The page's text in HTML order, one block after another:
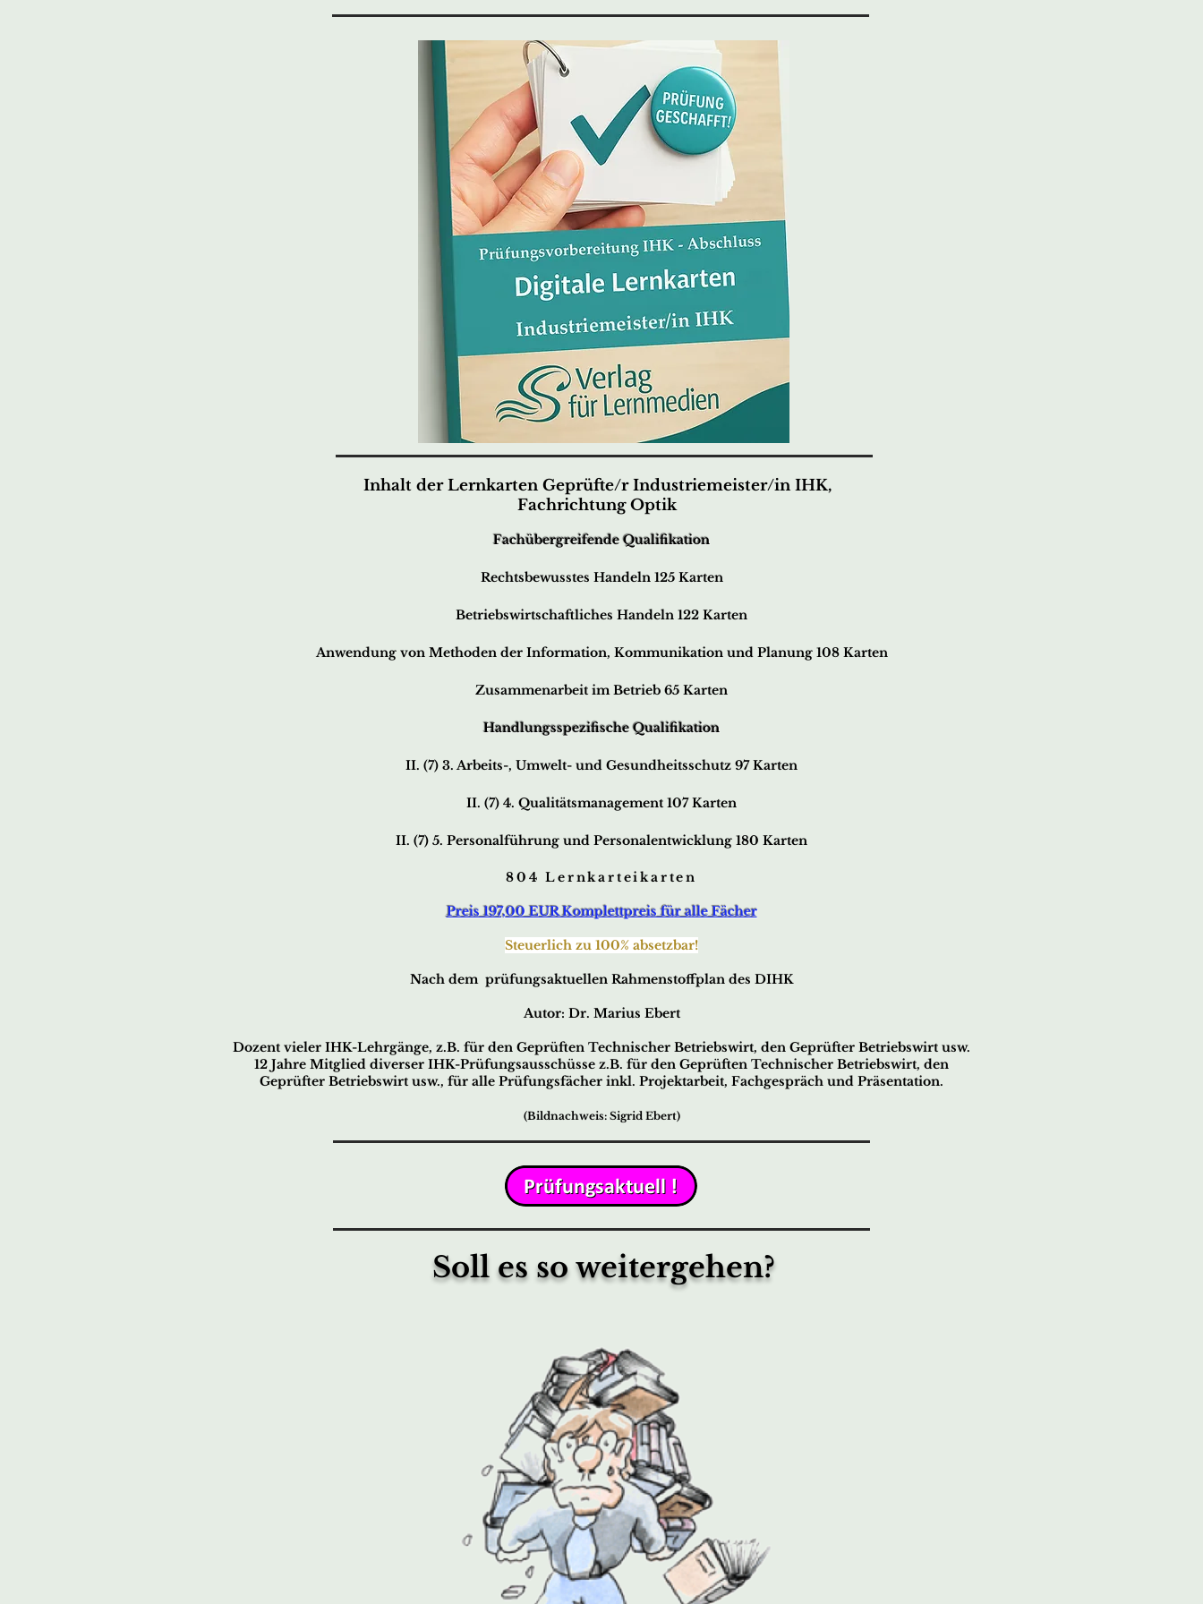
Inhalt der Lernkarten Geprüfte/r Industriemeister/in IHK,
Fachrichtung Optik
Fachübergreifende Qualifikation
Rechtsbewusstes Handeln 125 Karten
Betriebswirtschaftliches Handeln 122 Karten
Anwendung von Methoden der Information, Kommunikation und Planung 108 Karten
Zusammenarbeit im Betrieb 65 Karten
Handlungsspezifische Qualifikation
II. (7) 3. Arbeits-, Umwelt- und Gesundheitsschutz 97 Karten
II. (7) 4. Qualitätsmanagement 107 Karten
II. (7) 5. Personalführung und Personalentwicklung 180 Karten
804 Lernkarteikarten
Preis 197,00 EUR Komplettpreis für alle Fächer
Steuerlich zu 100% absetzbar!
Nach dem prüfungsaktuellen Rahmenstoffplan des DIHK
Autor: Dr. Marius Ebert
Dozent vieler IHK-Lehrgänge, z.B. für den Geprüften Technischer Betriebswirt, den Geprüfter Betriebswirt usw.
12 Jahre Mitglied diverser IHK-Prüfungsausschüsse z.B. für den Geprüften Technischer Betriebswirt, den
Geprüfter Betriebswirt usw., für alle Prüfungsfächer inkl. Projektarbeit, Fachgespräch und Präsentation.
(Bildnachweis: Sigrid Ebert)
Soll es so weitergehen?